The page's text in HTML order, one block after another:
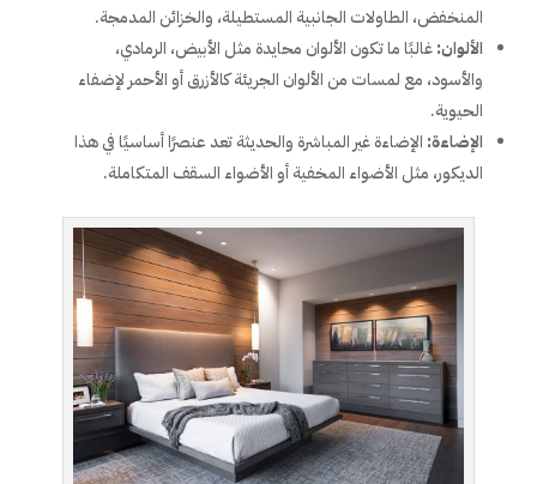
المنخفض، الطاولات الجانبية المستطيلة، والخزائن المدمجة.
الألوان:غالبًا ما تكون الألوان محايدة مثل الأبيض، الرمادي،
والأسود، مع لمسات من الألوان الجريئة كالأزرق أو الأحمر لإضفاء
الحيوية.
الإضاءة: الإضاءة غير المباشرة والحديثة تعد عنصرًا أساسيًا في هذا
الديكور، مثل الأضواء المخفية أو الأضواء السقف المتكاملة.